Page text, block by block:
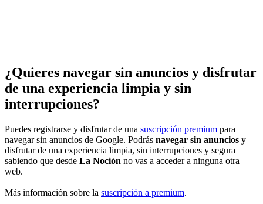
¿Quieres navegar sin anuncios y disfrutar
de una experiencia limpia y sin
interrupciones?
Puedes registrarse y disfrutar de una suscripción premium para
navegar sin anuncios de Google. Podrás navegar sin anuncios y
disfrutar de una experiencia limpia, sin interrupciones y segura
sabiendo que desde La Noción no vas a acceder a ninguna otra
web.
Más información sobre la suscripción a premium.